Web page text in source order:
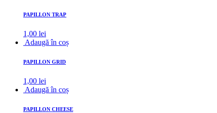
PAPILLON TRAP
1,00 lei
Adaugă în coș
PAPILLON GRID
1,00 lei
Adaugă în coș
PAPILLON CHEESE